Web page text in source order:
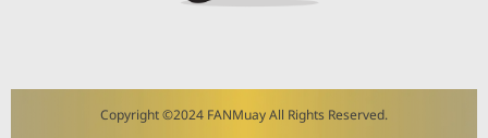
Copyright ©2024 FANMuay All Rights Reserved.